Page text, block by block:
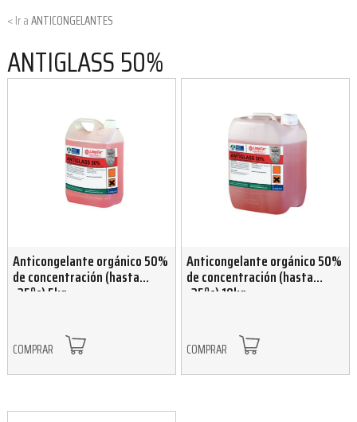
ANTICONGELANTES
ANTIGLASS 50%
Anticongelante orgánico 50%
de concentración (hasta
-35ºc) 5kg
COMPRAR
Anticongelante orgánico 50%
de concentración (hasta
-35ºc) 10kg
COMPRAR